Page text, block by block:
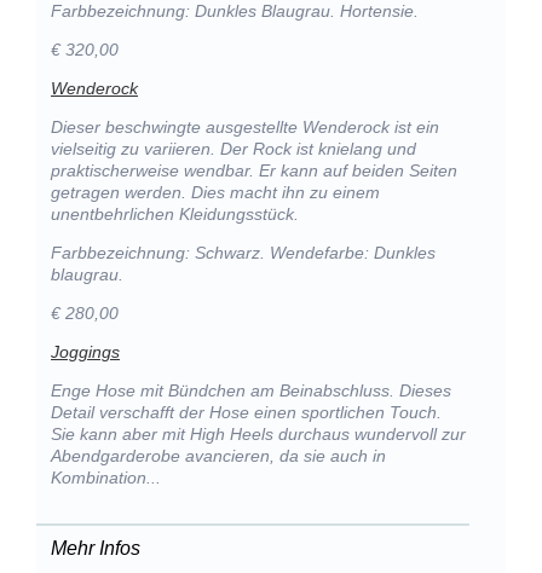
Farbbezeichnung: Dunkles Blaugrau. Hortensie.
€ 320,00
Wenderock
Dieser beschwingte ausgestellte Wenderock ist ein
vielseitig zu variieren. Der Rock ist knielang und
praktischerweise wendbar. Er kann auf beiden Seiten
getragen werden. Dies macht ihn zu einem
unentbehrlichen Kleidungsstück.
Farbbezeichnung: Schwarz. Wendefarbe: Dunkles
blaugrau.
€ 280,00
Joggings
Enge Hose mit Bündchen am Beinabschluss. Dieses
Detail verschafft der Hose einen sportlichen Touch.
Sie kann aber mit High Heels durchaus wundervoll zur
Abendgarderobe avancieren, da sie auch in
Kombination...
Mehr Infos